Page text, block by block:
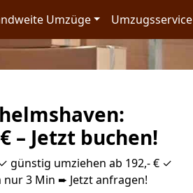
Umzüge Umzugsservice
– Jetzt buchen!
günstig umziehen ab 192,- € ✓
3 Min ➨ Jetzt anfragen!